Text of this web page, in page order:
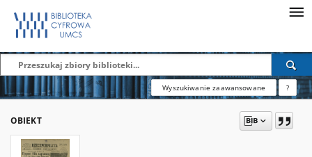
Wyszukiwanie zaawansowane ?
OBIEKT